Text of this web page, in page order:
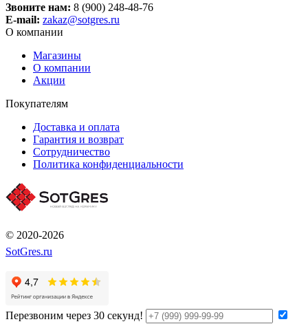
Звоните нам: 8 (900) 248-48-76
E-mail: zakaz@sotgres.ru
О компании
Магазины
О компании
Акции
Покупателям
Доставка и оплата
Гарантия и возврат
Сотрудничество
Политика конфиденциальности
© 2020-2026
SotGres.ru
Перезвоним через 30 секунд!